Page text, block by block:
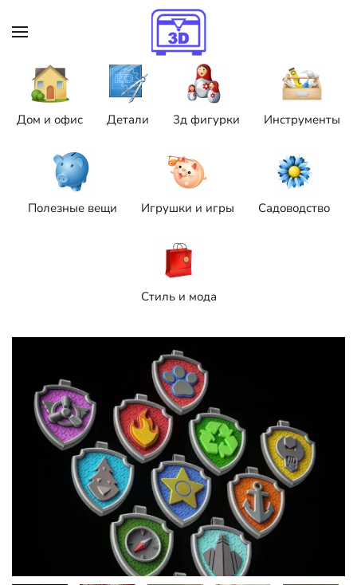
Skip to main content
Дом и офис Детали 3д фигурки Инструменты
Полезные вещи Игрушки и игры Садоводство
Стиль и мода